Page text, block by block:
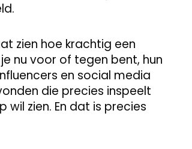
zien hoe krachtig een
nu voor of tegen bent, hun
en social media
die precies inspeelt
zien. En dat is precies